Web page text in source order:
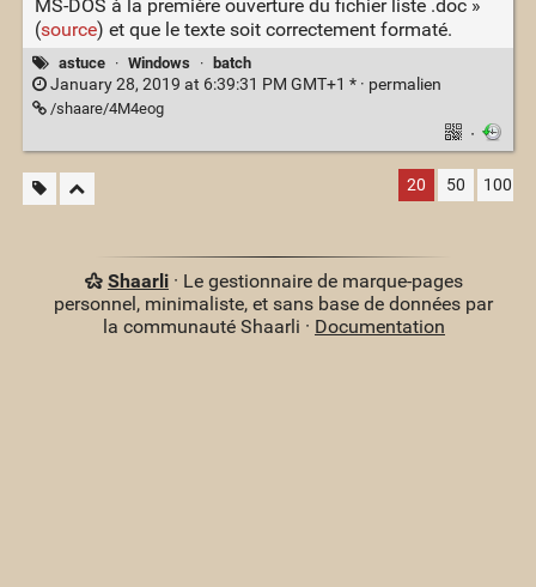
MS-DOS à la première ouverture du fichier liste .doc »
(source) et que le texte soit correctement formaté.
astuce · Windows · batch
January 28, 2019 at 6:39:31 PM GMT+1 * · permalien
/shaare/4M4eog
·
20 50 100
Shaarli· Le gestionnaire de marque-pages
personnel, minimaliste, et sans base de données par
la communauté Shaarli · Documentation